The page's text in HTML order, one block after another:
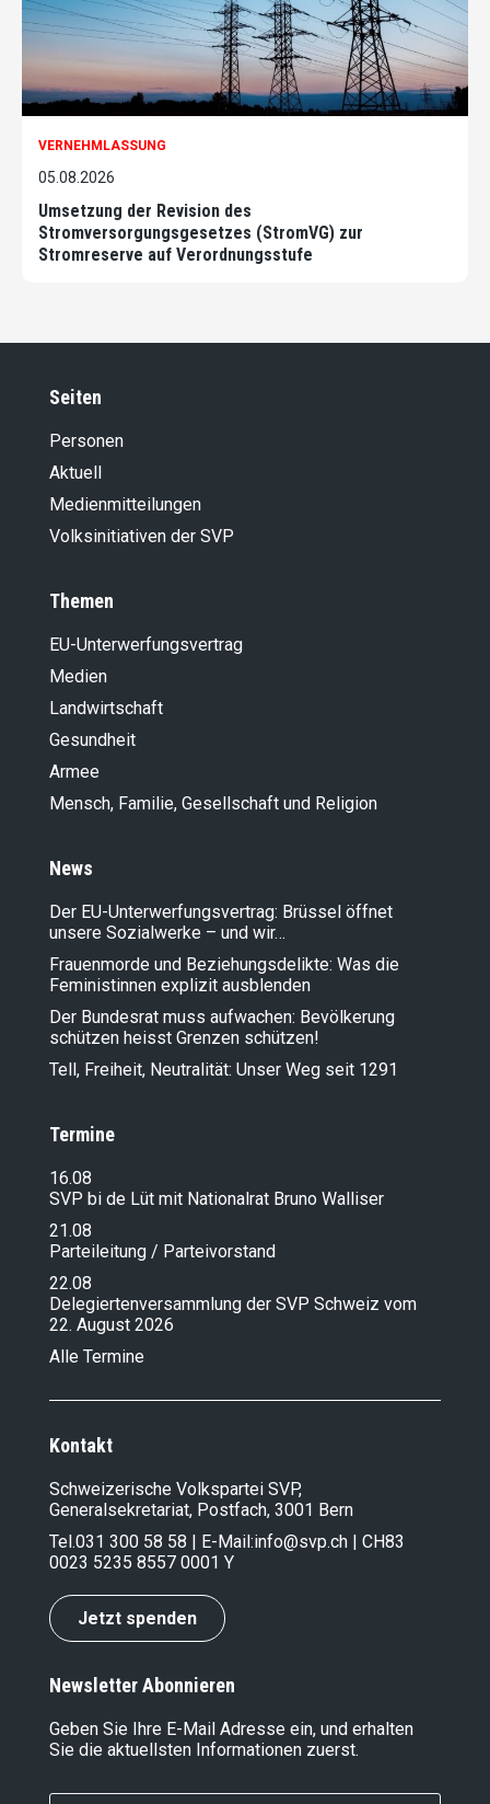
VERNEHMLASSUNG
05.08.2026
Umsetzung der Revision des
Stromversorgungsgesetzes (StromVG) zur
Stromreserve auf Verordnungsstufe
Seiten
Personen
Aktuell
Medienmitteilungen
Volksinitiativen der SVP
Themen
EU-Unterwerfungsvertrag
Medien
Landwirt­schaft
Gesundheit
Armee
Mensch, Familie, Gesellschaft und Religion
News
Der EU-Unterwerfungsvertrag: Brüssel öffnet
unsere Sozialwerke – und wir…
Frauenmorde und Beziehungsdelikte: Was die
Feministinnen explizit ausblenden
Der Bundesrat muss aufwachen: Bevölkerung
schützen heisst Grenzen schützen!
Tell, Freiheit, Neutralität: Unser Weg seit 1291
Termine
16.08
SVP bi de Lüt mit Nationalrat Bruno Walliser
21.08
Parteileitung / Parteivorstand
22.08
Delegiertenversammlung der SVP Schweiz vom
22. August 2026
Alle Termine
Kontakt
Schweizerische Volkspartei SVP,
Generalsekretariat, Postfach, 3001 Bern
Tel.031 300 58 58 | E-Mail:info@svp.ch | CH83
0023 5235 8557 0001 Y
Jetzt spenden
Newsletter Abonnieren
Geben Sie Ihre E-Mail Adresse ein, und erhalten
Sie die aktuellsten Informationen zuerst.